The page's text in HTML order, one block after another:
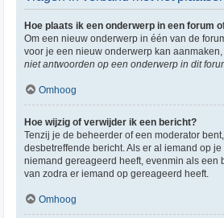
Hoe plaats ik een onderwerp in een forum
Om een nieuw onderwerp in één van de
voor je een nieuw onderwerp kan
niet antwoorden op een onderwerp in dit
Omhoog
Hoe wijzig of verwijder ik een bericht?
Tenzij je de beheerder of een moderator
desbetreffende bericht. Als er al iemand op
niemand gereageerd heeft, evenmin als
van zodra er iemand op gereageerd heeft.
Omhoog